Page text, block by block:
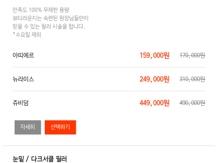
만족도 100% 무제한 용량
뷰티라운지는 숙련된 원장님들만이
믿을 수 있는 필러 시술을 합니다.
*수요일 제외
자세히
아띠에르 159,000원 170,000원
뉴라미스 249,000원 310,000원
쥬비덤 449,000원 490,000원
눈밑 / 다크서클 필러